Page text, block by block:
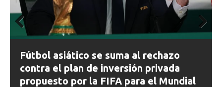
FIFA abre expedientes disciplinarios
contra Argentina tras los incidentes en
la final del Mundial 2026
Prev